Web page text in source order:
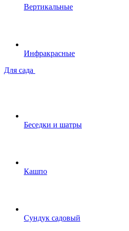
Вертикальные
Инфракрасные
Для сада
Беседки и шатры
Кашпо
Сундук садовый